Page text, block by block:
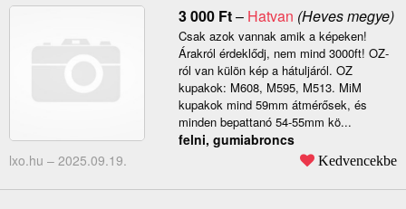
3 000 Ft– Hatvan (Heves megye)
Csak azok vannak amik a képeken!
Árakról érdeklődj, nem mind 3000ft! OZ-
ról van külön kép a hátuljáról. OZ
kupakok: M608, M595, M513. MiM
kupakok mind 59mm átmérősek, és
minden bepattanó 54-55mm kö...
felni, gumiabroncs
lxo.hu – 2025.09.19. Kedvencekbe